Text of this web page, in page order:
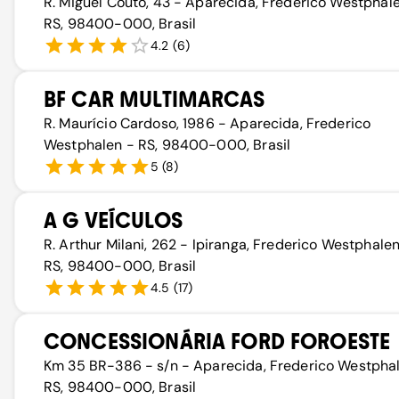
RS, 98400-000, Brasil
4.2 (6)
BF CAR MULTIMARCAS
R. Maurício Cardoso, 1986 - Aparecida, Frederico
Westphalen - RS, 98400-000, Brasil
5 (8)
A G VEÍCULOS
R. Arthur Milani, 262 - Ipiranga, Frederico
RS, 98400-000, Brasil
4.5 (17)
CONCESSIONÁRIA FORD FOROESTE
Km 35 BR-386 - s/n - Aparecida, Frederico
RS, 98400-000, Brasil